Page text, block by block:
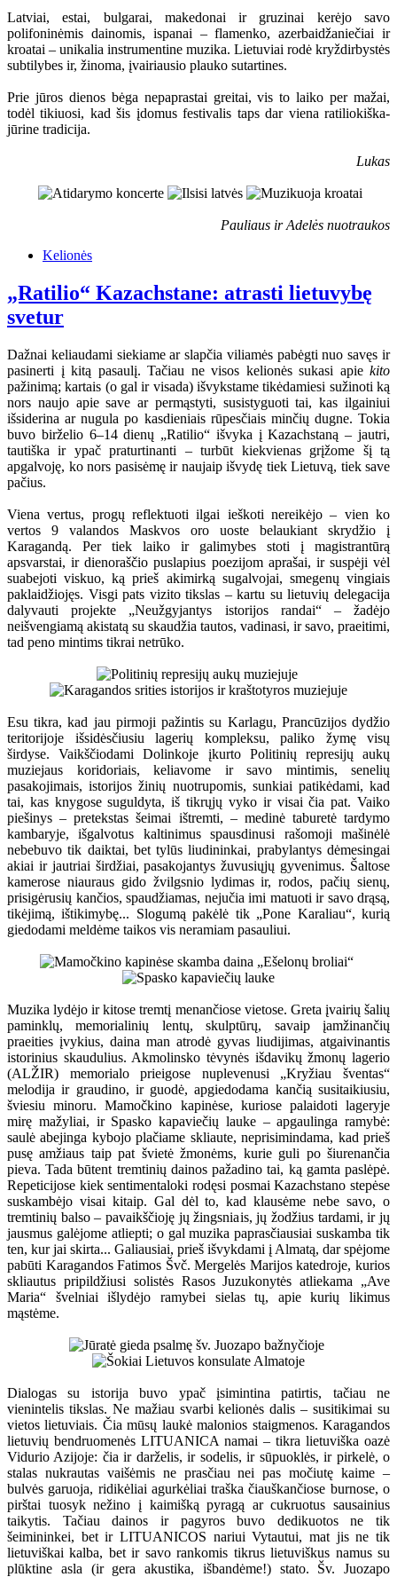
Latviai, estai, bulgarai, makedonai ir gruzinai kerėjo savo
polifoninėmis dainomis, ispanai – flamenko, azerbaidžaniečiai ir
kroatai – unikalia instrumentine muzika. Lietuviai rodė kryždirbystės
subtilybes ir, žinoma, įvairiausio plauko sutartines.
Prie jūros dienos bėga nepaprastai greitai, vis to laiko per mažai,
todėl tikiuosi, kad šis įdomus festivalis taps dar viena ratiliokiška-
jūrine tradicija.
Lukas
Pauliaus ir Adelės nuotraukos
Kelionės
„Ratilio“ Kazachstane: atrasti lietuvybę
svetur
Dažnai keliaudami siekiame ar slapčia viliamės pabėgti nuo savęs ir
pasinerti į kitą pasaulį. Tačiau ne visos kelionės sukasi apie kito
pažinimą; kartais (o gal ir visada) išvykstame tikėdamiesi sužinoti ką
nors naujo apie save ar permąstyti, susistyguoti tai, kas ilgainiui
išsiderina ar nugula po kasdieniais rūpesčiais minčių dugne. Tokia
buvo birželio 6–14 dienų „Ratilio“ išvyka į Kazachstaną – jautri,
tautiška ir ypač praturtinanti – turbūt kiekvienas grįžome šį tą
apgalvoję, ko nors pasisėmę ir naujaip išvydę tiek Lietuvą, tiek save
pačius.
Viena vertus, progų reflektuoti ilgai ieškoti nereikėjo – vien ko
vertos 9 valandos Maskvos oro uoste belaukiant skrydžio į
Karagandą. Per tiek laiko ir galimybes stoti į magistrantūrą
apsvarstai, ir dienoraščio puslapius poezijom aprašai, ir suspėji vėl
suabejoti viskuo, ką prieš akimirką sugalvojai, smegenų vingiais
paklaidžiojęs. Visgi pats vizito tikslas – kartu su lietuvių delegacija
dalyvauti projekte „Neužgyjantys istorijos randai“ – žadėjo
neišvengiamą akistatą su skaudžia tautos, vadinasi, ir savo, praeitimi,
tad peno mintims tikrai netrūko.
Esu tikra, kad jau pirmoji pažintis su Karlagu, Prancūzijos dydžio
teritorijoje išsidėsčiusiu lagerių kompleksu, paliko žymę visų
širdyse. Vaikščiodami Dolinkoje įkurto Politinių represijų aukų
muziejaus koridoriais, keliavome ir savo mintimis, senelių
pasakojimais, istorijos žinių nuotrupomis, sunkiai patikėdami, kad
tai, kas knygose suguldyta, iš tikrųjų vyko ir visai čia pat. Vaiko
piešinys – pretekstas šeimai ištremti, – medinė taburetė tardymo
kambaryje, išgalvotus kaltinimus spausdinusi rašomoji mašinėlė
nebebuvo tik daiktai, bet tylūs liudininkai, prabylantys dėmesingai
akiai ir jautriai širdžiai, pasakojantys žuvusiųjų gyvenimus. Šaltose
kamerose niauraus gido žvilgsnio lydimas ir, rodos, pačių sienų,
prisigėrusių kančios, spaudžiamas, nejučia imi matuoti ir savo drąsą,
tikėjimą, ištikimybę... Slogumą pakėlė tik „Pone Karaliau“, kurią
giedodami meldėme taikos vis neramiam pasauliui.
Muzika lydėjo ir kitose tremtį menančiose vietose. Greta įvairių šalių
paminklų, memorialinių lentų, skulptūrų, savaip įamžinančių
praeities įvykius, daina man atrodė gyvas liudijimas, atgaivinantis
istorinius skaudulius. Akmolinsko tėvynės išdavikų žmonų lagerio
(ALŽIR) memorialo prieigose nuplevenusi „Kryžiau šventas“
melodija ir graudino, ir guodė, apgiedodama kančią susitaikiusiu,
šviesiu minoru. Mamočkino kapinėse, kuriose palaidoti lageryje
mirę mažyliai, ir Spasko kapaviečių lauke – apgaulinga ramybė:
saulė abejinga kybojo plačiame skliaute, neprisimindama, kad prieš
pusę amžiaus taip pat švietė žmonėms, kurie guli po šiurenančia
pieva. Tada būtent tremtinių dainos pažadino tai, ką gamta paslėpė.
Repeticijose kiek sentimentaloki rodęsi posmai Kazachstano stepėse
suskambėjo visai kitaip. Gal dėl to, kad klausėme nebe savo, o
tremtinių balso – pavaikščioję jų žingsniais, jų žodžius tardami, ir jų
jausmus galėjome atliepti; o gal muzika paprasčiausiai suskamba tik
ten, kur jai skirta... Galiausiai, prieš išvykdami į Almatą, dar spėjome
pabūti Karagandos Fatimos Švč. Mergelės Marijos katedroje, kurios
skliautus pripildžiusi solistės Rasos Juzukonytės atliekama „Ave
Maria“ švelniai išlydėjo ramybei sielas tų, apie kurių likimus
mąstėme.
Dialogas su istorija buvo ypač įsimintina patirtis, tačiau ne
vienintelis tikslas. Ne mažiau svarbi kelionės dalis – susitikimai su
vietos lietuviais. Čia mūsų laukė malonios staigmenos. Karagandos
lietuvių bendruomenės LITUANICA namai – tikra lietuviška oazė
Vidurio Azijoje: čia ir darželis, ir sodelis, ir sūpuoklės, ir pirkelė, o
stalas nukrautas vaišėmis ne prasčiau nei pas močiutę kaime –
bulvės garuoja, ridikėliai agurkėliai traška čiauškančiose burnose, o
pirštai tuosyk nežino į kaimišką pyragą ar cukruotus sausainius
taikytis. Tačiau dainos ir pagyros buvo dedikuotos ne tik
šeimininkei, bet ir LITUANICOS nariui Vytautui, mat jis ne tik
lietuviškai kalba, bet ir savo rankomis tikrus lietuviškus namus su
plūktine asla (ir gera akustika, išbandėme!) stato. Šv. Juozapo